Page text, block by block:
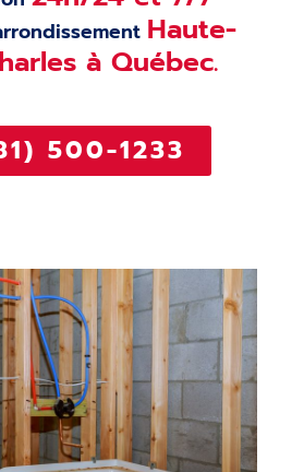
Haute-
à Québec.
500-1233